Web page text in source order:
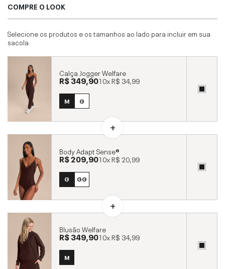
COMPRE O LOOK
Selecione os produtos e os tamanhos ao lado para incluir em sua
sacola.
Calça Jogger Welfare
R$ 349,9010xR$ 34,99
M G
Body Adapt Sense®
R$ 209,9010xR$ 20,99
G GG
Blusão Welfare
R$ 349,9010xR$ 34,99
M